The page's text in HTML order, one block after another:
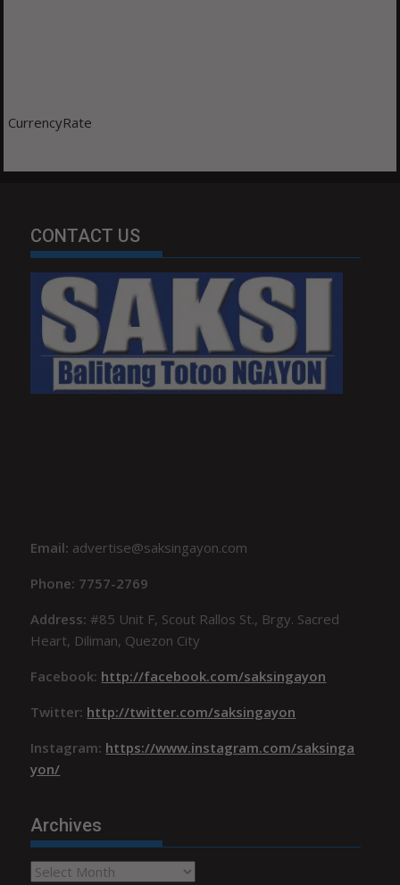
CurrencyRate
CONTACT US
Email: advertise@saksingayon.com
Phone: 7757-2769
Address:#85 Unit F, Scout Rallos St., Brgy. Sacred
Heart, Diliman, Quezon City
Facebook: http://facebook.com/saksingayon
Twitter: http://twitter.com/saksingayon
Instagram: https://www.instagram.com/saksinga
yon/
Archives
Archives